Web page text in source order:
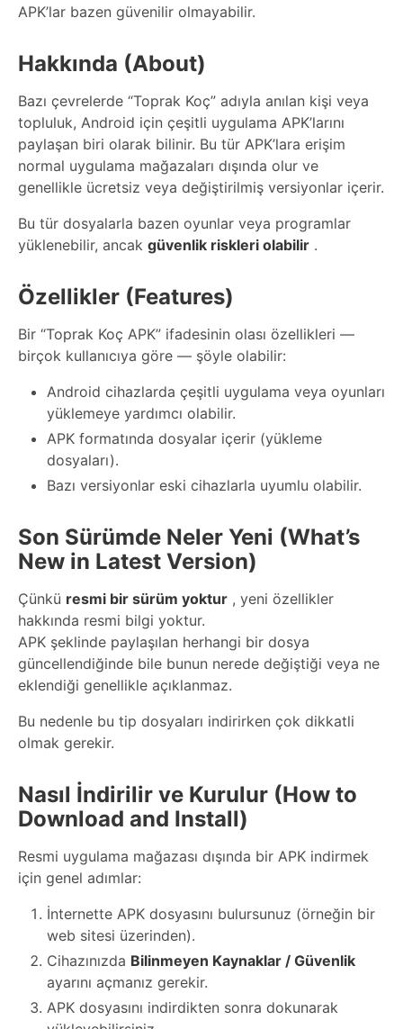
APK’lar bazen güvenilir olmayabilir.
Hakkında (About)
Bazı çevrelerde “Toprak Koç” adıyla anılan kişi veya
topluluk, Android için çeşitli uygulama APK’larını
paylaşan biri olarak bilinir. Bu tür APK’lara erişim
normal uygulama mağazaları dışında olur ve
genellikle ücretsiz veya değiştirilmiş versiyonlar içerir.
Bu tür dosyalarla bazen oyunlar veya programlar
yüklenebilir, ancak güvenlik riskleri olabilir .
Özellikler (Features)
Bir “Toprak Koç APK” ifadesinin olası özellikleri —
birçok kullanıcıya göre — şöyle olabilir:
Android cihazlarda çeşitli uygulama veya oyunları
yüklemeye yardımcı olabilir.
APK formatında dosyalar içerir (yükleme
dosyaları).
Bazı versiyonlar eski cihazlarla uyumlu olabilir.
Son Sürümde Neler Yeni (What’s
New in Latest Version)
Çünkü resmi bir sürüm yoktur , yeni özellikler
hakkında resmi bilgi yoktur.
APK şeklinde paylaşılan herhangi bir dosya
güncellendiğinde bile bunun nerede değiştiği veya ne
eklendiği genellikle açıklanmaz.
Bu nedenle bu tip dosyaları indirirken çok dikkatli
olmak gerekir.
Nasıl İndirilir ve Kurulur (How to
Download and Install)
Resmi uygulama mağazası dışında bir APK indirmek
için genel adımlar:
İnternette APK dosyasını bulursunuz (örneğin bir
web sitesi üzerinden).
Cihazınızda Bilinmeyen Kaynaklar / Güvenlik
ayarını açmanız gerekir.
APK dosyasını indirdikten sonra dokunarak